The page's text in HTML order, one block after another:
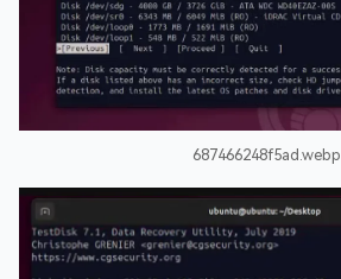
687466248f5ad.webp